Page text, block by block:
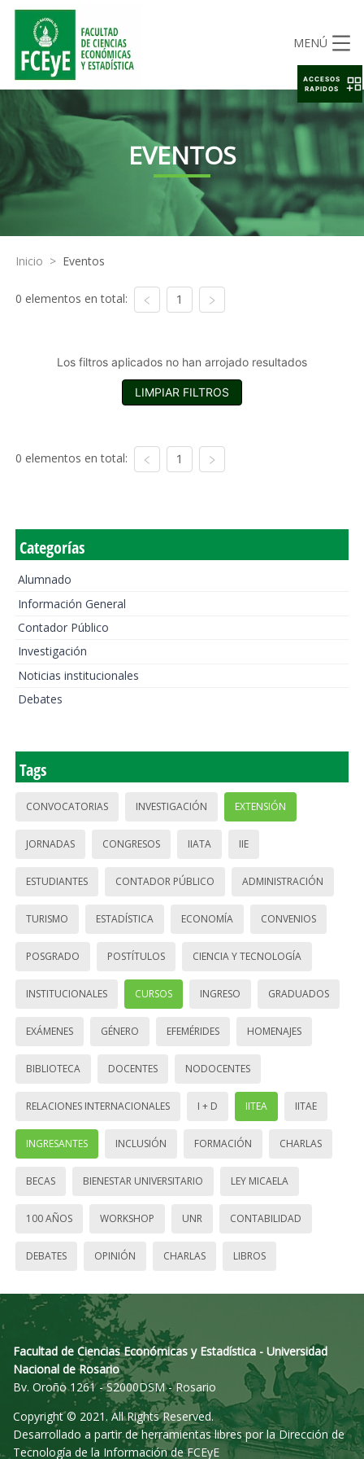
MENÚ
EVENTOS
Inicio > Eventos
0 elementos en total: 1
Los filtros aplicados no han arrojado resultados
LIMPIAR FILTROS
0 elementos en total: 1
Categorías
Alumnado
Información General
Contador Público
Investigación
Noticias institucionales
Debates
Tags
CONVOCATORIAS INVESTIGACIÓN EXTENSIÓN
JORNADAS CONGRESOS IIATA IIE
ESTUDIANTES CONTADOR PÚBLICO ADMINISTRACIÓN
TURISMO ESTADÍSTICA ECONOMÍA CONVENIOS
POSGRADO POSTÍTULOS CIENCIA Y TECNOLOGÍA
INSTITUCIONALES CURSOS INGRESO GRADUADOS
EXÁMENES GÉNERO EFEMÉRIDES HOMENAJES
BIBLIOTECA DOCENTES NODOCENTES
RELACIONES INTERNACIONALES I + D IITEA IITAE
INGRESANTES INCLUSIÓN FORMACIÓN CHARLAS
BECAS BIENESTAR UNIVERSITARIO LEY MICAELA
100 AÑOS WORKSHOP UNR CONTABILIDAD
DEBATES OPINIÓN CHARLAS LIBROS
Facultad de Ciencias Económicas y Estadística - Universidad
Nacional de Rosario
Bv. Oroño 1261 - S2000DSM - Rosario
Copyright © 2021. All Rights Reserved.
Desarrollado a partir de herramientas libres por la Dirección de
Tecnología de la Información de FCEyE
ACCESOS
RAPIDOS